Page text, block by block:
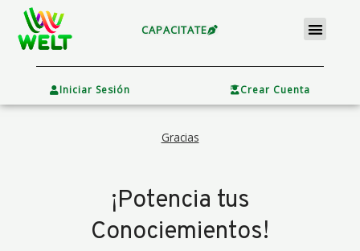
contenido
CAPACITATE Menu
Iniciar Sesión Crear Cuenta
Gracias
¡Potencia tus
Conociemientos!